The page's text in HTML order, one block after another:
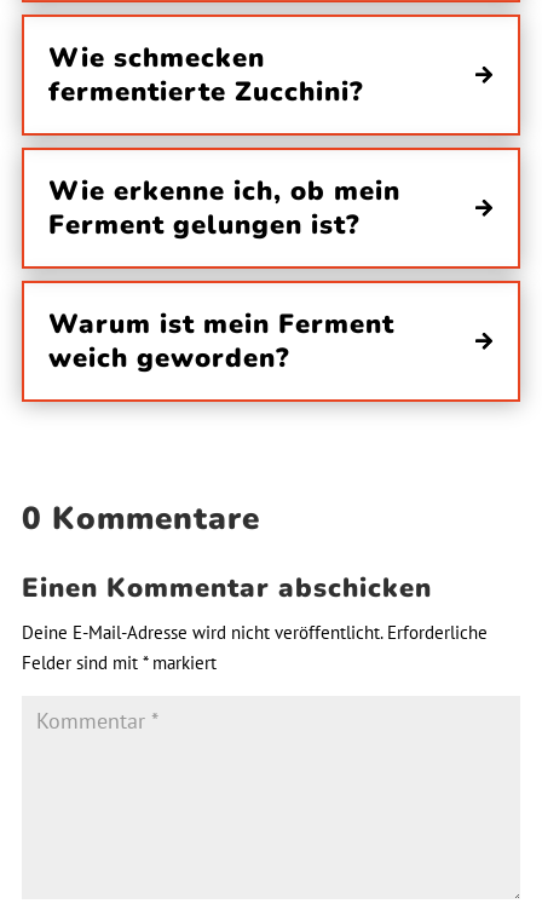
Wie schmecken
fermentierte Zucchini?
Wie erkenne ich, ob mein
Ferment gelungen ist?
Warum ist mein Ferment
weich geworden?
0 Kommentare
Einen Kommentar abschicken
Deine E-Mail-Adresse wird nicht veröffentlicht. Erforderliche
Felder sind mit *markiert